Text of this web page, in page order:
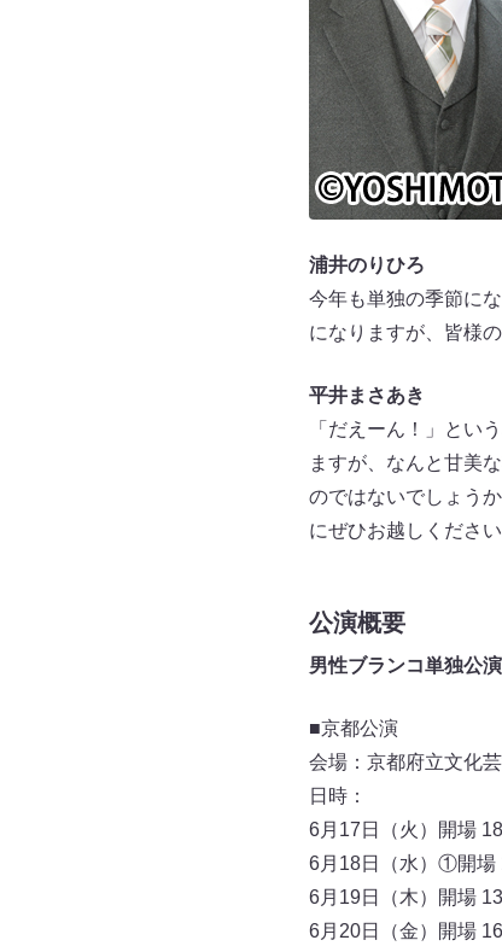
浦井のりひろ
今年も単独の季節に
になりますが、皆様
平井まさあき
「だえーん！」とい
ますが、なんと甘美
のではないでしょう
にぜひお越しください
公演概要
男性ブランコ単独公
■京都公演
会場：京都府立文化
日時：
6月17日（火）開場
6月18日（水）①開
6月19日（木）開場
6月20日（金）開場